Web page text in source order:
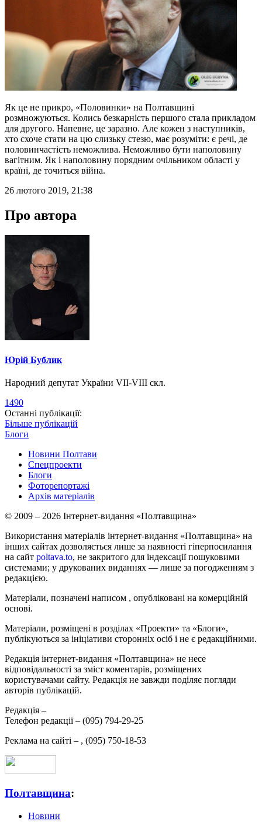
Як це не прикро, «Половинки» на Полтавщині
розмножуються. Колись безкарність першого стала прикладом
для другого. Напевне, це заразно. Але кожен з наступників,
хто схоче стати на цю слизьку стезю, має розуміти: є речі, де
половинчастість неможлива. Неможливо бути наполовину
вагітним. Як і наполовину порядним очільником області у
країні, де точиться війна.
26 лютого 2019, 21:38
Про автора
Юрій Бублик
Народний депутат України VII-VIII скл.
1490
Останні публікації:
Більше публікацій
Блоги
Новини Полтави
Спецпроекти
Блоги
Фоторепортажі
Архів матеріалів
© 2009 – 2026 Інтернет-видання «Полтавщина»
Використання матеріалів інтернет-видання «Полтавщина» на
інших сайтах дозволяється лише за наявності гіперпосилання
на сайт poltava.to, не закритого для індексації пошуковими
системами; у друкованих виданнях — лише за погодженням з
редакцією.
Матеріали, позначені написом , опубліковані на комерційній
основі.
Матеріали, розміщені в розділах «Проекти» та «Блоги»,
публікуються за ініціативи сторонніх осіб і не є редакційними.
Редакція інтернет-видання «Полтавщина» не несе
відповідальності за зміст коментарів, розміщених
користувачами сайту. Редакція не завжди поділяє погляди
авторів публікацій.
Редакція –
Телефон редакції – (095) 794-29-25
Реклама на сайті – , (095) 750-18-53
Полтавщина:
Новини